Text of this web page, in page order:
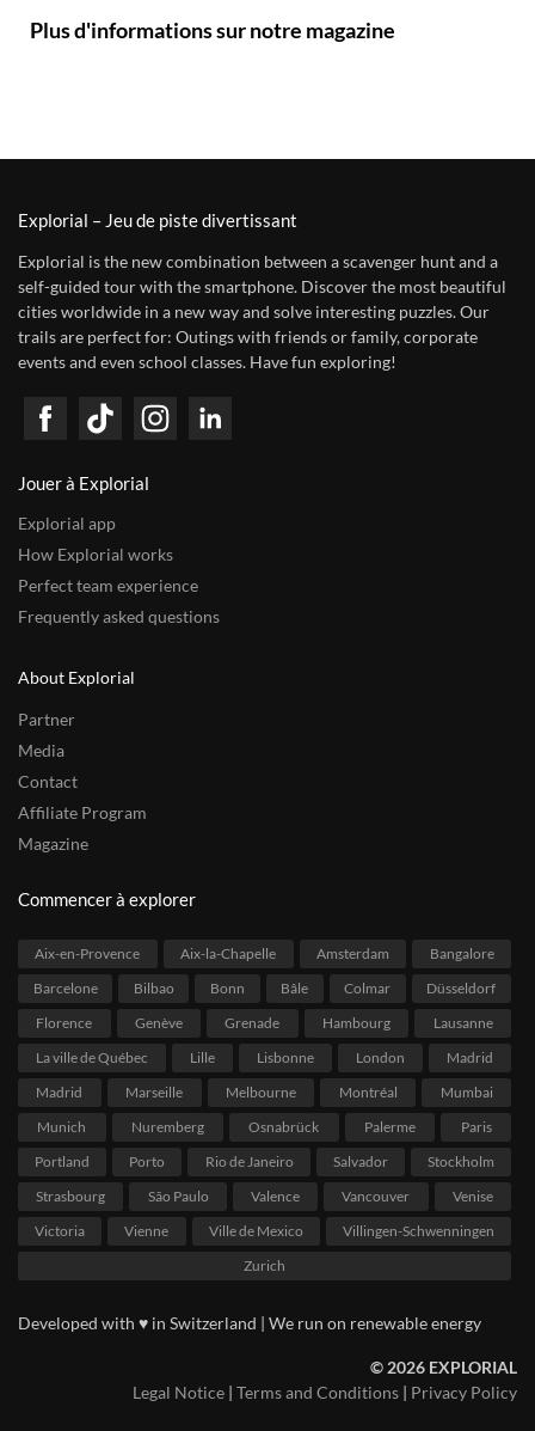
Plus d'informations sur notre magazine
Explorial – Jeu de piste divertissant
Explorial is the new combination between a scavenger hunt and a
self-guided tour with the smartphone. Discover the most beautiful
cities worldwide in a new way and solve interesting puzzles. Our
trails are perfect for: Outings with friends or family, corporate
events and even school classes. Have fun exploring!
Jouer à Explorial
Explorial app
How Explorial works
Perfect team experience
Frequently asked questions
About Explorial
Partner
Media
Contact
Affiliate Program
Magazine
Commencer à explorer
Aix-en-Provence Aix-la-Chapelle Amsterdam
Bangalore
Barcelone
Bilbao Bonn Bâle Colmar
Düsseldorf
Florence
Genève Grenade Hambourg
Lausanne
La ville de Québec
Lille Lisbonne London
Madrid
Madrid
Marseille Melbourne Montréal
Mumbai
Munich
Nuremberg Osnabrück Palerme
Paris
Portland
Porto Rio de Janeiro Salvador
Stockholm
Strasbourg
São Paulo Valence Vancouver
Venise
Victoria
Vienne Ville de Mexico
Villingen-Schwenningen
Zurich
Developed with ♥ in Switzerland | We run on renewable energy
© 2026 EXPLORIAL
Legal Notice | Terms and Conditions | Privacy Policy